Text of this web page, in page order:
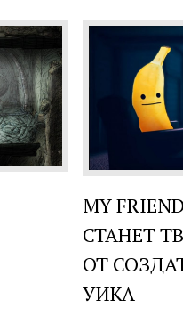
MY
СТАНЕТ
ОТ
УИКА